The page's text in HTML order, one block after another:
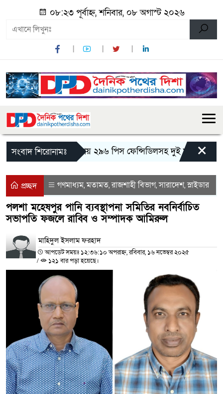
০৮:২৩ পূর্বাহ্ন, শনিবার, ০৮ অগাস্ট ২০২৬
সংবাদ শিরোনামঃমান্দায় ২৯৬ পিস ফেন্সিডিলসহ দুই মাদক কারবারি
×
প্রচ্ছদ গণমাধ্যম,মতামত,রাজশাহী বিভাগ,সারাদেশ,স্লাইডার
পলশা মহেষপুর পানি ব্যবস্থাপনা সমিতির নবনির্বাচিত
সভাপতি ফজলে রাব্বি ও সম্পাদক আমিরুল
মাহিদুল ইসলাম ফরহাদ
আপডেট সময়ঃ ১২:৩৬:১০ অপরাহ্ন, রবিবার, ১৬ নভেম্বর ২০২৫
/
১২১ বার পড়া হয়েছে।